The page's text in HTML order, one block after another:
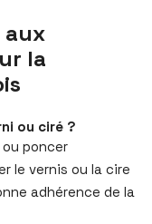
aux
la
ou ciré ?
poncer
le vernis ou la cire
adhérence de la